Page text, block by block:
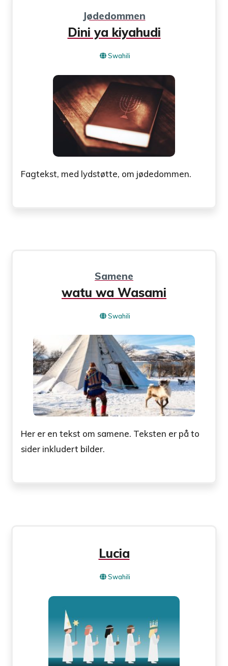
Jødedommen
Dini ya kiyahudi
Swahili
Fagtekst, med lydstøtte, om jødedommen.
Samene
watu wa Wasami
Swahili
Her er en tekst om samene. Teksten er på to
sider inkludert bilder.
Lucia
Swahili